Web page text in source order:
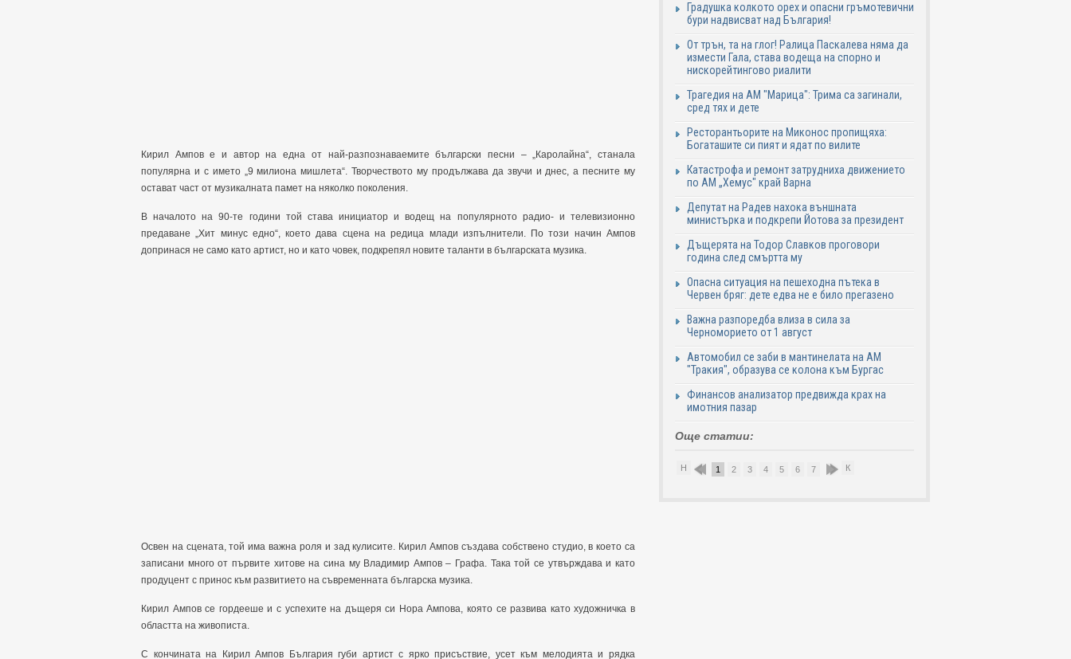
Кирил Ампов е и автор на една от най-разпознаваемите български песни – „Каролайна“, станала
популярна и с името „9 милиона мишлета“. Творчеството му продължава да звучи и днес, а песните му
остават част от музикалната памет на няколко поколения.
В началото на 90-те години той става инициатор и водещ на популярното радио- и телевизионно
предаване „Хит минус едно“, което дава сцена на редица млади изпълнители. По този начин Ампов
допринася не само като артист, но и като човек, подкрепял новите таланти в българската музика.
Освен на сцената, той има важна роля и зад кулисите. Кирил Ампов създава собствено студио, в което са
записани много от първите хитове на сина му Владимир Ампов – Графа. Така той се утвърждава и като
продуцент с принос към развитието на съвременната българска музика.
Кирил Ампов се гордееше и с успехите на дъщеря си Нора Ампова, която се развива като художничка в
областта на живописта.
С кончината на Кирил Ампов България губи артист с ярко присъствие, усет към мелодията и рядка
Градушка колкото орех и опасни гръмотевични
бури надвисват над България!
От трън, та на глог! Ралица Паскалева няма да
измести Гала, става водеща на спорно и
нискорейтингово риалити
Трагедия на АМ "Марица": Трима са загинали,
сред тях и дете
Ресторантьорите на Миконос пропищяха:
Богаташите си пият и ядат по вилите
Катастрофа и ремонт затрудниха движението
по АМ „Хемус" край Варна
Депутат на Радев нахока външната
министърка и подкрепи Йотова за президент
Дъщерята на Тодор Славков проговори
година след смъртта му
Опасна ситуация на пешеходна пътека в
Червен бряг: дете едва не е било прегазено
Важна разпоредба влиза в сила за
Черноморието от 1 август
Автомобил се заби в мантинелата на АМ
"Тракия", образува се колона към Бургас
Финансов анализатор предвижда крах на
имотния пазар
Още статии:
Н 1 2 3 4 5 6 7 8 9К